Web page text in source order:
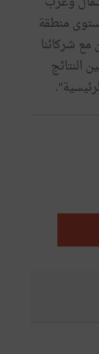
منطقة
شركائنا
النتائج